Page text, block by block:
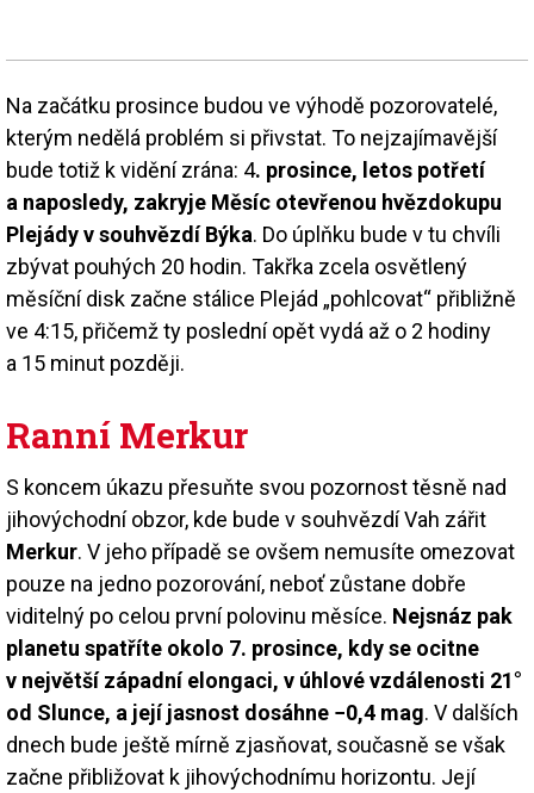
Na začátku prosince budou ve výhodě pozorovatelé,
kterým nedělá problém si přivstat. To nejzajímavější
bude totiž k vidění zrána: 4. prosince, letos potřetí
a naposledy, zakryje Měsíc otevřenou hvězdokupu
Plejády v souhvězdí Býka. Do úplňku bude v tu chvíli
zbývat pouhých 20 hodin. Takřka zcela osvětlený
měsíční disk začne stálice Plejád „pohlcovat“ přibližně
ve 4:15, přičemž ty poslední opět vydá až o 2 hodiny
a 15 minut později.
Ranní Merkur
S koncem úkazu přesuňte svou pozornost těsně nad
jihovýchodní obzor, kde bude v souhvězdí Vah zářit
Merkur. V jeho případě se ovšem nemusíte omezovat
pouze na jedno pozorování, neboť zůstane dobře
viditelný po celou první polovinu měsíce. Nejsnáz pak
planetu spatříte okolo 7. prosince, kdy se ocitne
v největší západní elongaci, v úhlové vzdálenosti 21°
od Slunce, a její jasnost dosáhne −0,4 mag. V dalších
dnech bude ještě mírně zjasňovat, současně se však
začne přibližovat k jihovýchodnímu horizontu. Její